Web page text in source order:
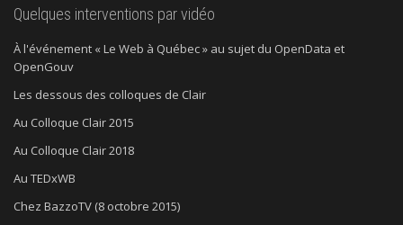
Quelques interventions par vidéo
À l'événement « Le Web à Québec » au sujet du OpenData et
OpenGouv
Les dessous des colloques de Clair
Au Colloque Clair 2015
Au Colloque Clair 2018
Au TEDxWB
Chez BazzoTV (8 octobre 2015)